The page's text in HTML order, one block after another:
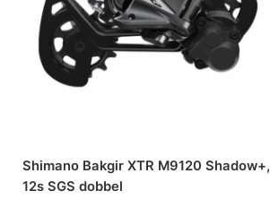
Shimano Bakgir XTR M9120 Shadow+,
12s SGS dobbel